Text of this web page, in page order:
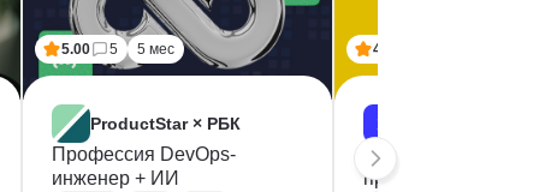
5.00 5 5 мес
ProductStar × РБК
Профессия DevOps-
инженер + ИИ
4.50
Профессия 1С-
программист